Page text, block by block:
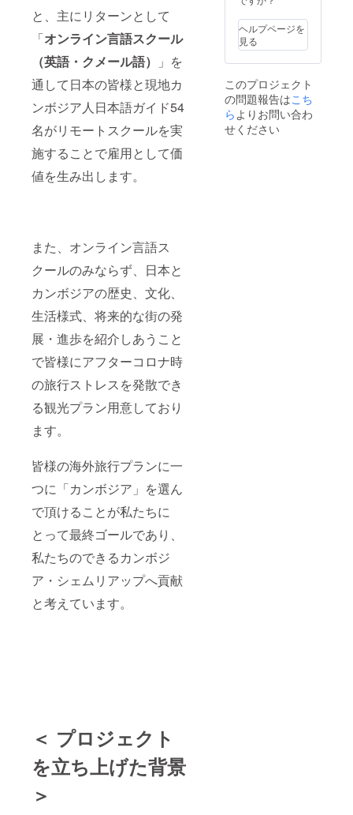
と、主にリターンとして
「オンライン言語スクール
（英語・クメール語）
」を
通して日本の皆様と現地カ
ンボジア人日本語ガイド54
名がリモートスクールを実
施することで雇用として価
値を生み出します。
また、オンライン言語ス
クールのみならず、日本と
カンボジアの歴史、文化、
生活様式、将来的な街の発
展・進歩を紹介しあうこと
で皆様にアフターコロナ時
の旅行ストレスを発散でき
る観光プラン用意しており
ます。
皆様の海外旅行プランに一
つに「カンボジア」を選ん
で頂けることが私たちに
とって最終ゴールであり、
私たちのできるカンボジ
ア・シェムリアップへ貢献
と考えています。
＜ プロジェクト
を立ち上げた背景
＞
ヘルプページを
見る
このプロジェクト
の問題報告はこち
らよりお問い合わ
せください